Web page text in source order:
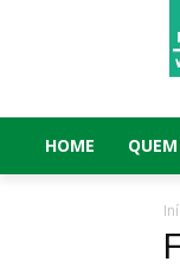
HOME